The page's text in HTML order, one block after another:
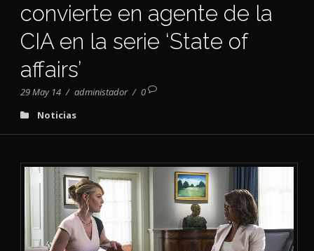
convierte en agente de la
CIA en la serie ‘State of
affairs’
29 May 14 / administador / 0
Noticias